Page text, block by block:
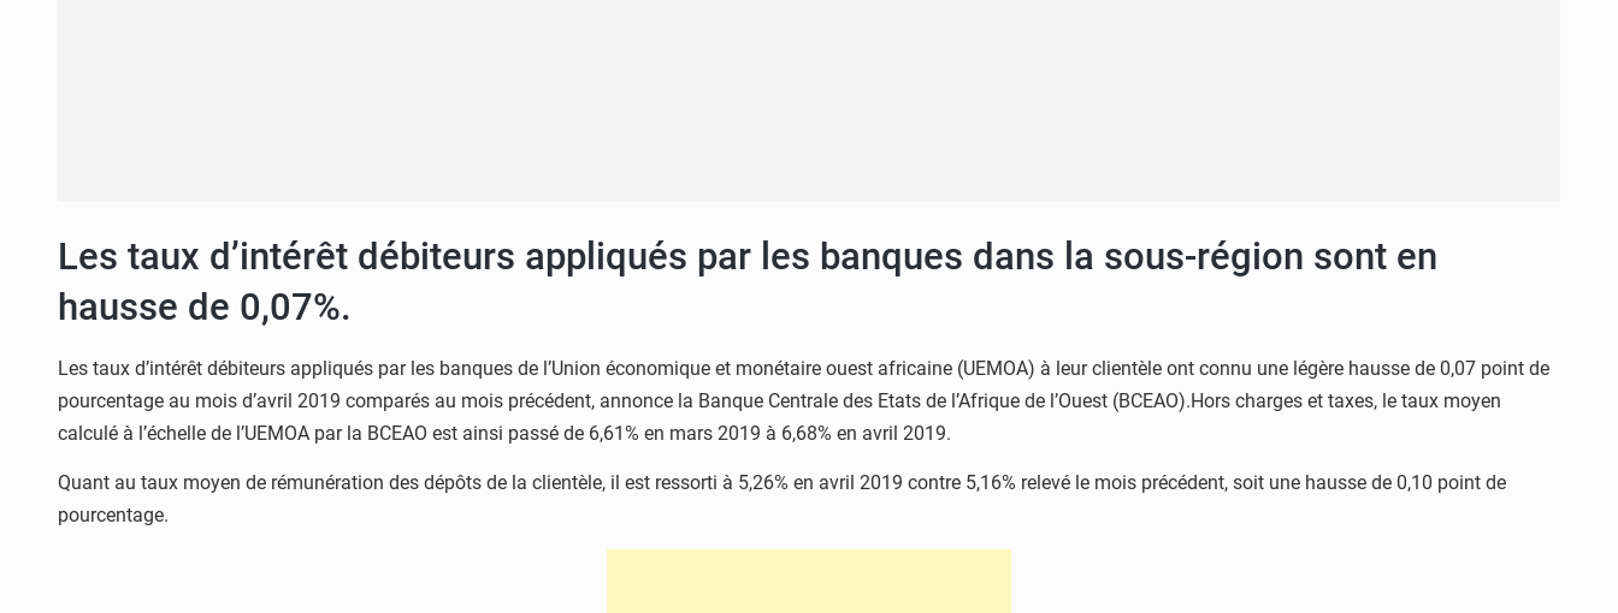
Les taux d’intérêt débiteurs appliqués par les banques dans la sous-région sont en
hausse de 0,07%.
Les taux d’intérêt débiteurs appliqués par les banques de l’Union économique et monétaire ouest africaine (UEMOA) à leur clientèle ont connu une légère hausse de 0,07 point de
pourcentage au mois d’avril 2019 comparés au mois précédent, annonce la Banque Centrale des Etats de l’Afrique de l’Ouest (BCEAO).Hors charges et taxes, le taux moyen
calculé à l’échelle de l’UEMOA par la BCEAO est ainsi passé de 6,61% en mars 2019 à 6,68% en avril 2019.
Quant au taux moyen de rémunération des dépôts de la clientèle, il est ressorti à 5,26% en avril 2019 contre 5,16% relevé le mois précédent, soit une hausse de 0,10 point de
pourcentage.